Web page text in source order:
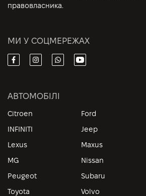
правовласника.
МИ У СОЦМЕРЕЖАХ
АВТОМОБІЛІ
Citroen Ford
INFINITI
Jeep
Lexus
Maxus
MG
Nissan
Peugeot
Subaru
Toyota
Volvo